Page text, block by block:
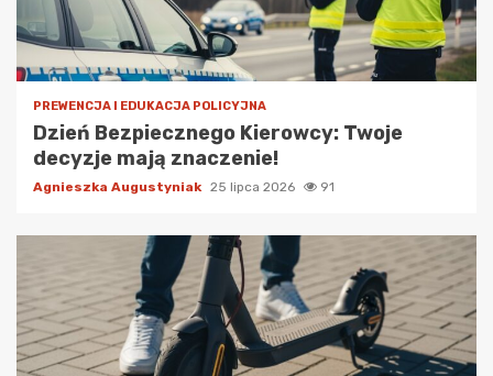
PREWENCJA I EDUKACJA POLICYJNA
Dzień Bezpiecznego Kierowcy: Twoje
decyzje mają znaczenie!
Agnieszka Augustyniak 25 lipca 2026 91